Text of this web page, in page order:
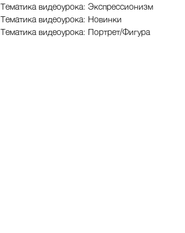
Тематика видеоурока: Экспрессионизм
Тематика видеоурока: Новинки
Тематика видеоурока: Портрет/Фигура